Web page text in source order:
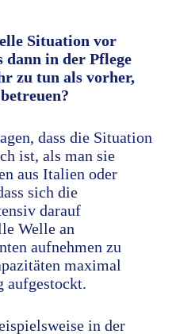
Situation vor
dann in der Pflege
zu tun als vorher,
dass die Situation
ist, als man sie
aus Italien oder
sich die
darauf
Welle an
aufnehmen zu
maximal
aufgestockt.
in der